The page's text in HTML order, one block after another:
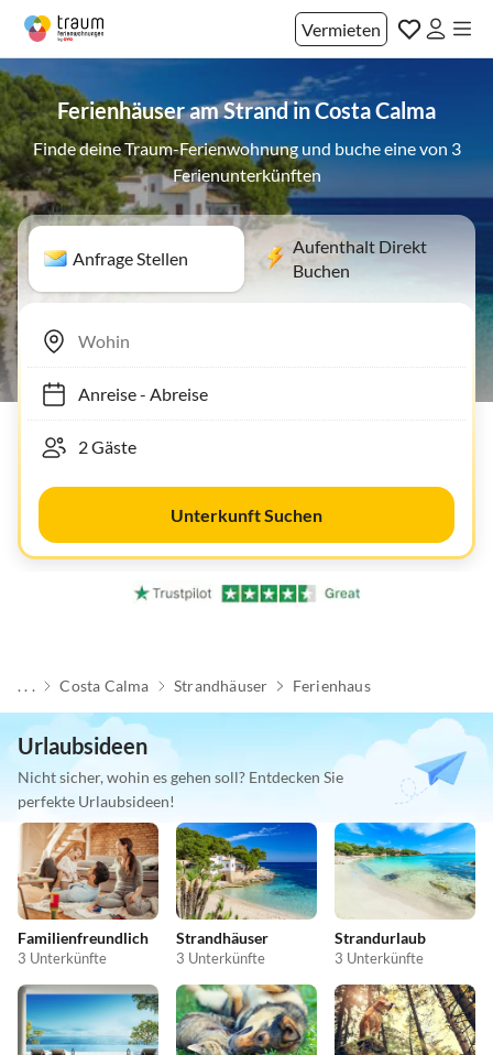
Vermieten
Ferienhäuser am Strand in Costa Calma
Finde deine Traum-Ferienwohnung und buche eine von 3
Ferienunterkünften
Anfrage Stellen
Aufenthalt Direkt
Buchen
Anreise- Abreise
Unterkunft Suchen
. . . Costa Calma Strandhäuser Ferienhaus
Urlaubsideen
Nicht sicher, wohin es gehen soll? Entdecken Sie
perfekte Urlaubsideen!
Familienfreundlich
3 Unterkünfte
Strandhäuser
3 Unterkünfte
Strandurlaub
3 Unterkünfte